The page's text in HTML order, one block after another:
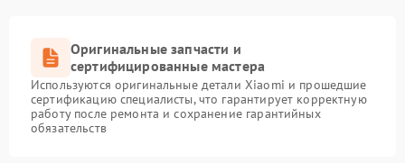
Оригинальные запчасти и
сертифицированные мастера
Используются оригинальные детали Xiaomi и прошедшие
сертификацию специалисты, что гарантирует корректную
работу после ремонта и сохранение гарантийных
обязательств